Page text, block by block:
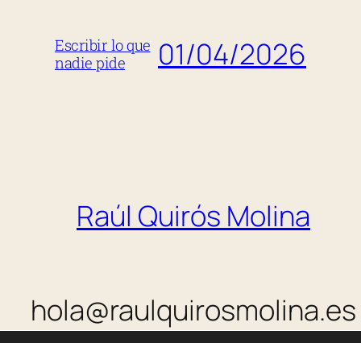
Escribir lo que
nadie pide
01/04/2026
Raúl Quirós Molina
hola@raulquirosmolina.es